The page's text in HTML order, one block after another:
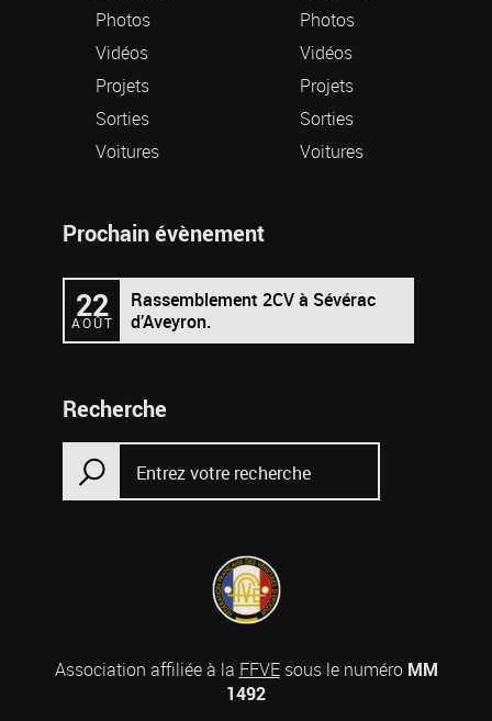
Photos
Vidéos
Projets
Sorties
Voitures
Photos
Vidéos
Projets
Sorties
Voitures
Prochain évènement
22
AOÛT
Rassemblement 2CV à Sévérac
d’Aveyron.
Recherche
Association affiliée à la FFVEsous le numéro MM
1492